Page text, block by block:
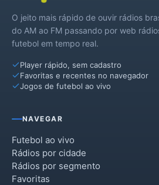
O jeito mais rápido de ouvir rádios
do AM ao FM passando por web
futebol em tempo real.
Player rápido, sem cadastro
Favoritas e recentes no navegador
Jogos de futebol ao vivo
NAVEGAR
Futebol ao vivo
Rádios por cidade
Rádios por segmento
Favoritas